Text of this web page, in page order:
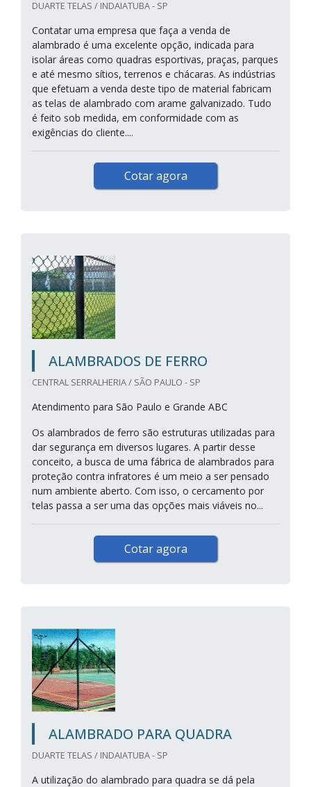
DUARTE TELAS / INDAIATUBA - SP
Contatar uma empresa que faça a venda de
alambrado é uma excelente opção, indicada para
isolar áreas como quadras esportivas, praças, parques
e até mesmo sítios, terrenos e chácaras. As indústrias
que efetuam a venda deste tipo de material fabricam
as telas de alambrado com arame galvanizado. Tudo
é feito sob medida, em conformidade com as
exigências do cliente....
Cotar agora
ALAMBRADOS DE FERRO
CENTRAL SERRALHERIA / SÃO PAULO - SP
Atendimento para São Paulo e Grande ABC
Os alambrados de ferro são estruturas utilizadas para
dar segurança em diversos lugares. A partir desse
conceito, a busca de uma fábrica de alambrados para
proteção contra infratores é um meio a ser pensado
num ambiente aberto. Com isso, o cercamento por
telas passa a ser uma das opções mais viáveis no...
Cotar agora
ALAMBRADO PARA QUADRA
DUARTE TELAS / INDAIATUBA - SP
A utilização do alambrado para quadra se dá pela